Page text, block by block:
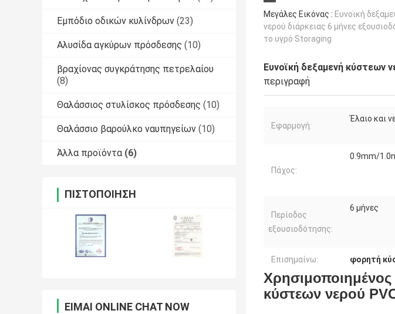
Εμπόδιο οδικών κυλίνδρων (23)
Αλυσίδα αγκύρων πρόσδεσης (10)
βραχίονας συγκράτησης πετρελαίου
(8)
Θαλάσσιος στυλίσκος πρόσδεσης (10)
Θαλάσσιο βαρούλκο ναυπηγείων (10)
Άλλα προϊόντα (6)
ΠΙΣΤΟΠΟΊΗΣΗ
ΕΊΜΑΙ ONLINE CHAT NOW
Μεγάλες Εικόνας : Ευνοϊκή
νερού διάρκειας 6 μήνες
το υγρό Storaging
Ευνοϊκή δεξαμενή κύστεων
περιγραφή
Εφαρμογή:
Έλαιο και
Πάχος:
0.9mm/
Περίοδος
εξουσιοδότησης:
6 μήνες
Επισημαίνω: φορητή
κύστεων νερού